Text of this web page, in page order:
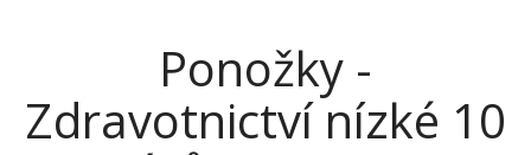
Ponožky -
Zdravotnictví nízké 10